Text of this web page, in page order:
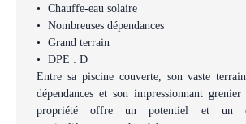
Chauffe-eau solaire
Nombreuses dépendances
Grand terrain
DPE : D
Entre sa piscine couverte, son vaste
dépendances et son impressionnant
propriété offre un potentiel et un